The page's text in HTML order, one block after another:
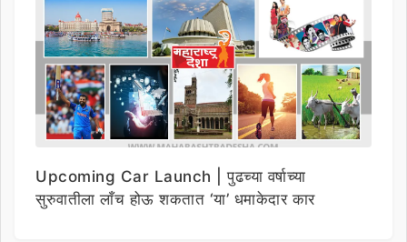
Upcoming Car Launch | पुढच्या वर्षाच्या
सुरुवातीला लाँच होऊ शकतात ‘या’ धमाकेदार कार